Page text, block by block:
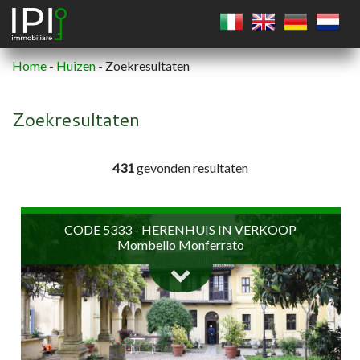
Home-Huizen-Zoekresultaten
Zoekresultaten
431gevonden resultaten
CODE 5333 - HERENHUIS IN VERKOOP
Mombello Monferrato